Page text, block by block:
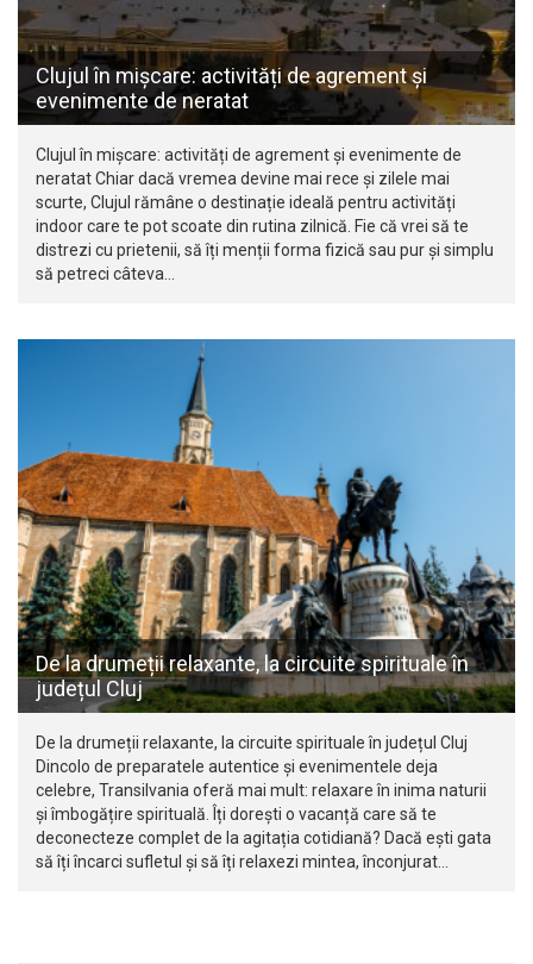
Clujul în mișcare: activități de agrement și
evenimente de neratat
Clujul în mișcare: activități de agrement și evenimente de
neratat Chiar dacă vremea devine mai rece și zilele mai
scurte, Clujul rămâne o destinație ideală pentru activități
indoor care te pot scoate din rutina zilnică. Fie că vrei să te
distrezi cu prietenii, să îți menții forma fizică sau pur și simplu
să petreci câteva…
De la drumeții relaxante, la circuite spirituale în
județul Cluj
De la drumeții relaxante, la circuite spirituale în județul Cluj
Dincolo de preparatele autentice și evenimentele deja
celebre, Transilvania oferă mai mult: relaxare în inima naturii
și îmbogățire spirituală. Îți dorești o vacanță care să te
deconecteze complet de la agitația cotidiană? Dacă ești gata
să îți încarci sufletul și să îți relaxezi mintea, înconjurat…